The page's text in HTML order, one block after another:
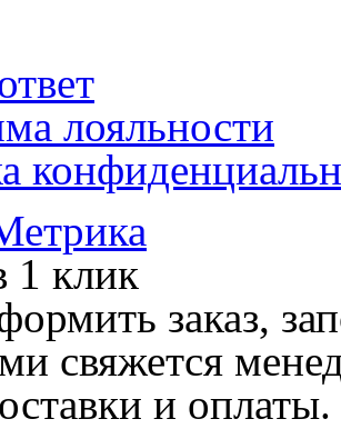
лояльности
1 клик
заказ,
свяжется
и оплаты.